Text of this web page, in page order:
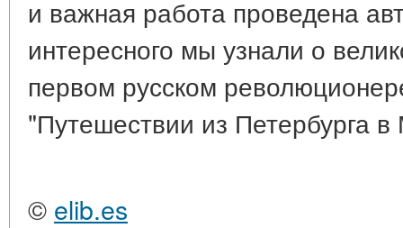
и важная работа проведена
интересного мы узнали о
первом русском
"Путешествии из Петербурга в
© elib.es